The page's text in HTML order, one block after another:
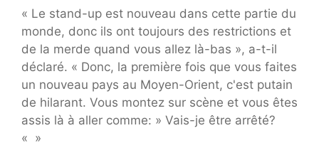
« Le stand-up est nouveau dans cette partie du
monde, donc ils ont toujours des restrictions et
de la merde quand vous allez là-bas », a-t-il
déclaré. « Donc, la première fois que vous faites
un nouveau pays au Moyen-Orient, c'est putain
de hilarant. Vous montez sur scène et vous êtes
assis là à aller comme: » Vais-je être arrêté?
« »